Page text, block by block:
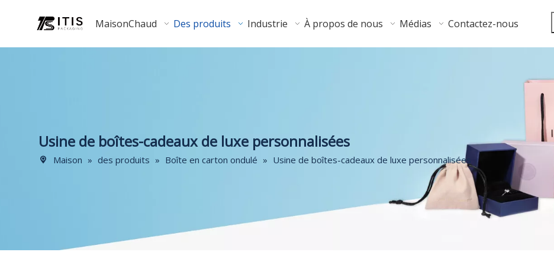
MaisonChaud Des produits Industrie À propos de nous Médias Contactez-nous
Usine de boîtes-cadeaux de luxe personnalisées
Maison » des produits » Boîte en carton ondulé » Usine de boîtes-cadeaux de luxe personnalisées